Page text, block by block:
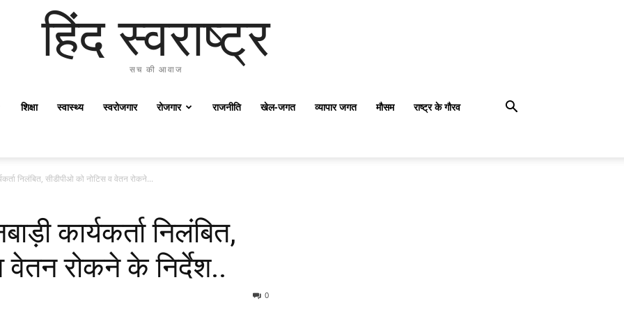
हिंद स्वराष्ट्र
सच की आवाज
शिक्षा स्वास्थ्य स्वरोजगार रोजगार राजनीति खेल-जगत व्यापार जगत मौसम राष्ट्र के गौरव
निलंबित, सीडीपीओ को नोटिस व वेतन रोकने...
कार्यकर्ता निलंबित,
वेतन रोकने के निर्देश..
0